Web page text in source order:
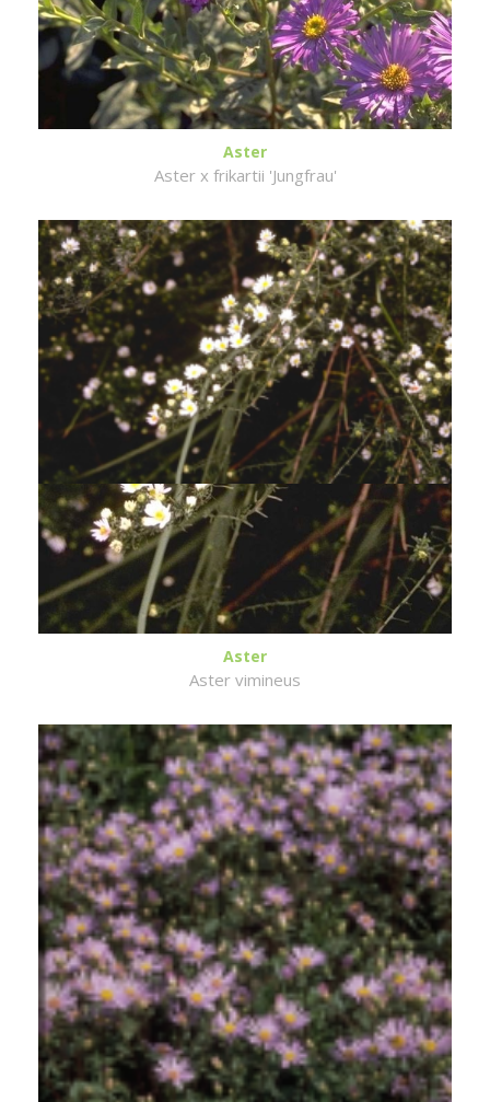
Aster
Aster x frikartii 'Jungfrau'
Aster
Aster vimineus